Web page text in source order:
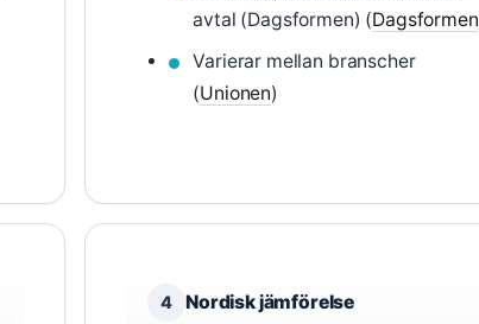
avtal (Dagsformen) (Dagsformen
Varierar mellan branscher
(Unionen)
4 Nordisk jämförelse